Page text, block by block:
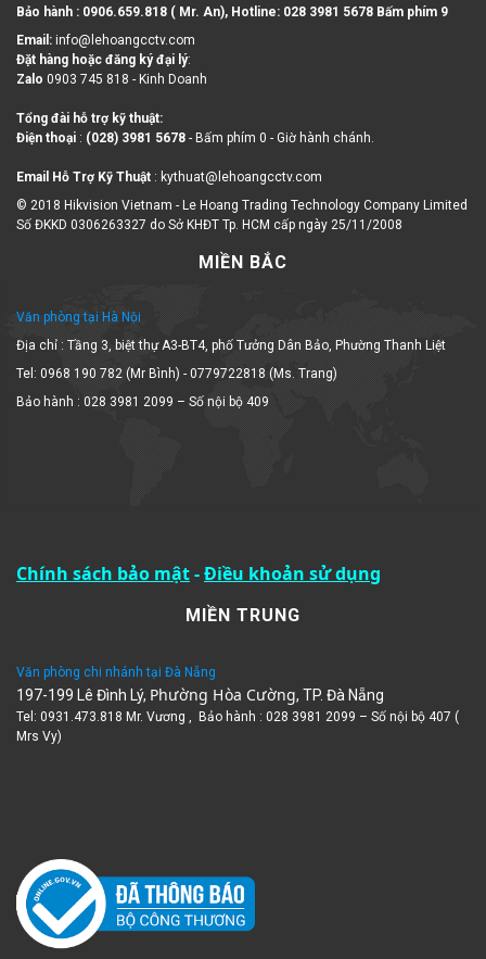
Đặt hàng hoặc đăng ký đại lý:
Zalo 0903 745 818 - Kinh Doanh
Điện thoại:(028) 3981 5678
Số ĐKKD 0306263327 do Sở KHĐT Tp. HCM cấp ngày 25/11/2008
MIỀN BẮC
Văn phòng tại Hà Nội
Địa chỉ : Tầng 3, biệt thự A3-BT4, phố Tưởng Dân Bảo, Phường Thanh Liệt
Tel: 0968 190 782 (Mr Bình) - 0779722818 (Ms. Trang)
Bảo hành : 028 3981 2099 – Số nội bộ 409
Chính sách bảo mật Điều khoản sử dụng
MIỀN TRUNG
197-199 Lê Đình Lý,Phường Hòa Cường
Tel: 0931.473.818 Mr. Vương , Bảo hành : 028 3981 2099 – Số nội bộ 407 (
Mrs Vy)